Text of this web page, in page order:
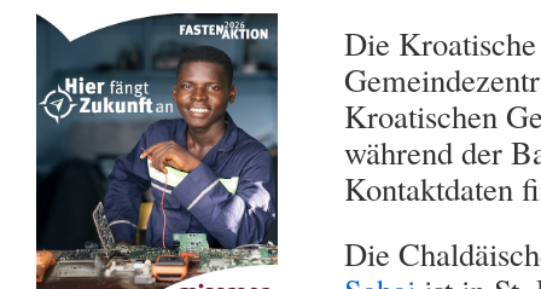
Die
Kroatischen
während der
Kontaktdaten
Die